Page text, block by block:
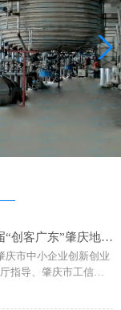
喜报 | 金宗企业荣获第十届“创客广东”肇庆地市赛二等奖
庆市中小企业创新创业
指导、肇庆市工信局
”。广东金宗机械“水